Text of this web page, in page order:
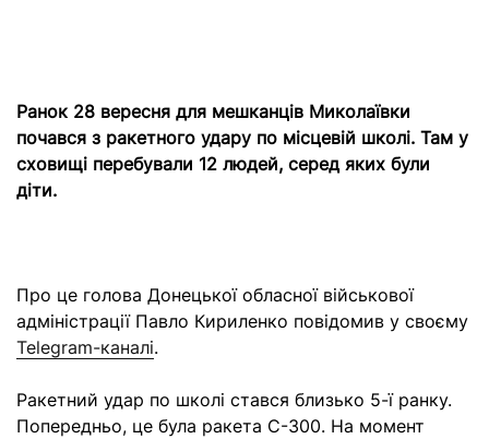
Ранок 28 вересня для мешканців Миколаївки
почався з ракетного удару по місцевій школі. Там у
сховищі перебували 12 людей, серед яких були
діти.
Про це голова Донецької обласної військової
адміністрації Павло Кириленко повідомив у своєму
Telegram-каналі.
Ракетний удар по школі стався близько 5-ї ранку.
Попередньо, це була ракета С-300. На момент